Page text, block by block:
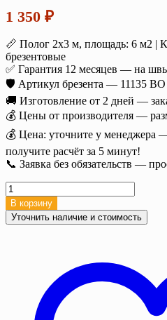
1 350 ₽
📏 Полог 2х3 м, площадь: 6 м2 |
брезентовые
✅ Гарантия 12 месяцев — на
🛡️ Артикул брезента — 11135 ВО
🚚 Изготовление от 2 дней —
💰 Цены от производителя —
💰 Цена: уточните у менеджера
получите расчёт за 5 минут!
📞 Заявка без обязательств —
Количество
товара
Полог
брезентовый
В корзину
Уточнить наличие и стоимость